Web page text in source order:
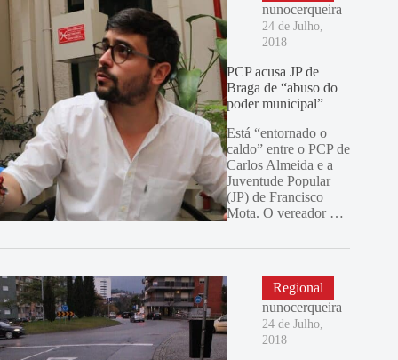
nunocerqueira
24 de Julho,
2018
PCP acusa JP de
Braga de “abuso do
poder municipal”
Está “entornado o
caldo” entre o PCP de
Carlos Almeida e a
Juventude Popular
(JP) de Francisco
Mota. O vereador …
Regional
nunocerqueira
24 de Julho,
2018